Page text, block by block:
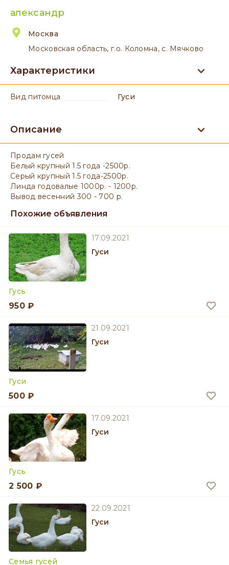
александр
Москва
Московская область, г.о. Коломна, с. Мячково
Характеристики
вид питомца Гуси
Описание
Продам гусей
Белый крупный 1.5 года -2500р.
Серый крупный 1.5 года-2500р.
Линда годовалые 1000р. - 1200р.
Вывод весенний 300 - 700 р.
Похожие объявления
17.09.2021
Гуси
Гусь
950 ₽
21.09.2021
Гуси
Гуси
500 ₽
17.09.2021
Гуси
Гусь
2 500 ₽
22.09.2021
Гуси
Семья гусей